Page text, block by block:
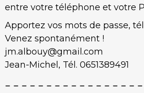
entre votre téléphone et votre
Apportez vos mots de passe,
Venez spontanément !
jm.albouy@gmail.com
Jean-Michel, Tél. 0651389491